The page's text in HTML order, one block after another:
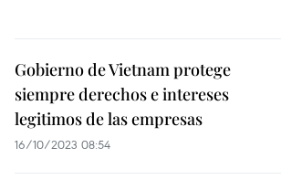
Gobierno de Vietnam protege
siempre derechos e intereses
legitimos de las empresas
16/10/2023 08:54